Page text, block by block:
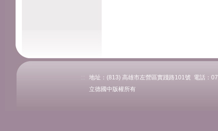
:::
地址：(813) 高雄市左營區實踐路101號 電話：
立德國中版權所有